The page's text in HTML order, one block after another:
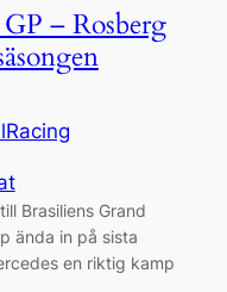
– Rosberg
Brasiliens Grand
ända in på sista
en riktig kamp